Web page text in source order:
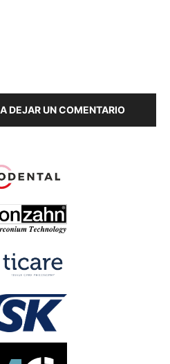
DEJAR UN COMENTARIO